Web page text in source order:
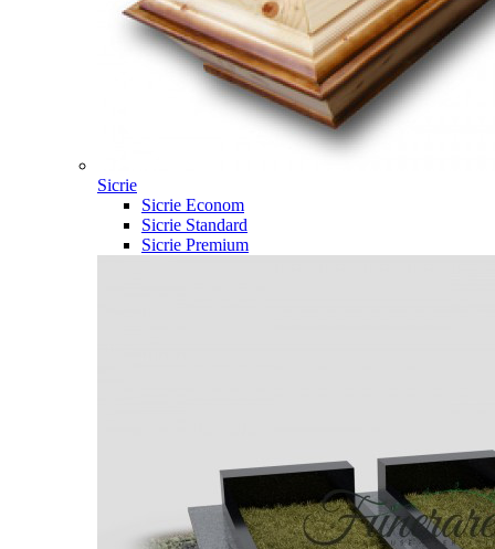
Sicrie
Sicrie Econom
Sicrie Standard
Sicrie Premium